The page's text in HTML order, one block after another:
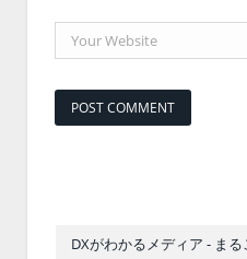
DXがわかるメディア - まる